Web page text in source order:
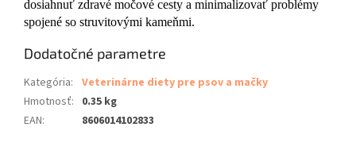
dosiahnuť zdravé močové cesty a minimalizovať problémy
spojené so struvitovými kameňmi.
Dodatočné parametre
Kategória: Veterinárne diety pre psov a mačky
Hmotnosť: 0.35 kg
EAN: 8606014102833